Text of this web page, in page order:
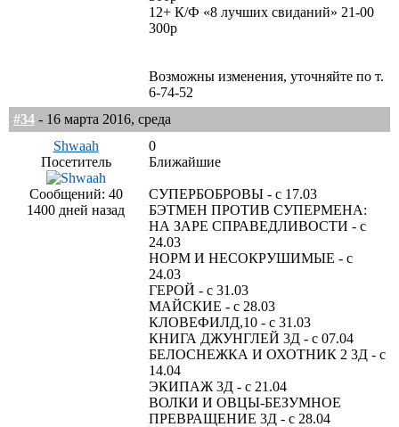
12+ К/Ф «8 лучших свиданий» 21-00
300р
Возможны изменения, уточняйте по т.
6-74-52
#34 - 16 марта 2016, среда
Shwaah
Посетитель
Сообщений: 40
1400 дней назад
0
Ближайшие
СУПЕРБОБРОВЫ - с 17.03
БЭТМЕН ПРОТИВ СУПЕРМЕНА:
НА ЗАРЕ СПРАВЕДЛИВОСТИ - c
24.03
НОРМ И НЕСОКРУШИМЫЕ - с
24.03
ГЕРОЙ - c 31.03
МАЙСКИЕ - c 28.03
КЛОВЕФИЛД,10 - с 31.03
КНИГА ДЖУНГЛЕЙ 3Д - с 07.04
БЕЛОСНЕЖКА И ОХОТНИК 2 3Д - с
14.04
ЭКИПАЖ 3Д - с 21.04
ВОЛКИ И ОВЦЫ-БЕЗУМНОЕ
ПРЕВРАЩЕНИЕ 3Д - с 28.04